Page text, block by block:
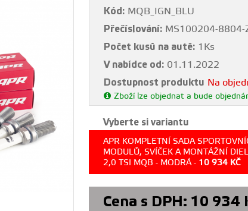
Kód: MQB_IGN_BLU
Přečíslování: MS100204-
Počet kusů na autě: 1Ks
V nabídce od: 01.11.2022
Dostupnost produktu Na
Zboží lze objednat a bude
Vyberte si variantu
APR KOMPLETNÍ SADA
MODULŮ, SVÍČEK A MONTÁŽNÍ
2,0 TSI MQB - MODRÁ - 10 934 KČ
Cena s DPH: 10 934